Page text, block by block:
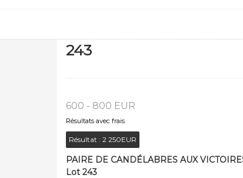
243
600 - 800 EUR
Résultats avec frais
Résultat : 2 250EUR
PAIRE DE CANDÉLABRES AUX
Lot 243